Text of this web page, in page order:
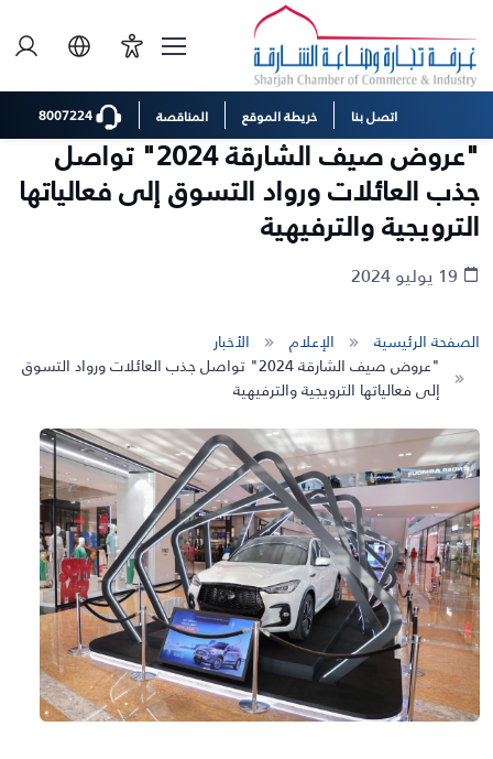
اتصل بنا خريطة الموقع المناقصة
"عروض صيف الشارقة 2024" تواصل
جذب العائلات ورواد التسوق إلى فعالياتها
الترويجية والترفيهية
الصفحة الرئيسية الإعلام
الأخبار
"عروض صيف الشارقة 2024" تواصل جذب العائلات ورواد التسوق
إلى فعالياتها الترويجية والترفيهية